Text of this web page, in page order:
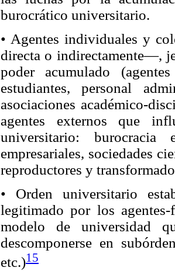
burocrático universitario.
• Agentes individuales y
directa o indirectamente—,
poder acumulado
estudiantes, personal
asociaciones académico-
agentes externos que
universitario: burocracia
empresariales, sociedades
reproductores y
• Orden universitario
legitimado por los
modelo de universidad
descomponerse en
etc.)15